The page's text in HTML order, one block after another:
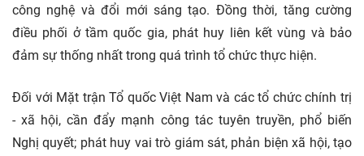
công nghệ và đổi mới sáng tạo. Đồng thời, tăng cường
điều phối ở tầm quốc gia, phát huy liên kết vùng và bảo
đảm sự thống nhất trong quá trình tổ chức thực hiện.
Đối với Mặt trận Tổ quốc Việt Nam và các tổ chức chính trị
- xã hội, cần đẩy mạnh công tác tuyên truyền, phổ biến
Nghị quyết; phát huy vai trò giám sát, phản biện xã hội, tạo